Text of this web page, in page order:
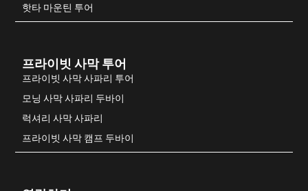
핫타 마운틴 투어
프라이빗 사막 투어
프라이빗 사막 사파리 투어
모닝 사막 사파리 두바이
럭셔리 사막 사파리
프라이빗 사막 캠프 두바이